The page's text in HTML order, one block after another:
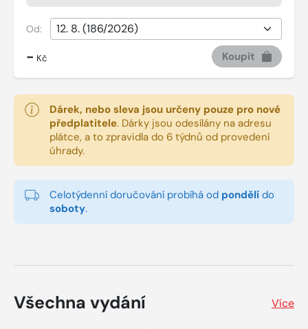
Od:
- Kč Koupit
Dárek, nebo sleva jsou určeny pouze pro nové
předplatitele. Dárky jsou odesílány na adresu
plátce, a to zpravidla do 6 týdnů od provedení
úhrady.
Celotýdenní doručování probíhá od pondělí do
soboty.
Všechna vydání Více